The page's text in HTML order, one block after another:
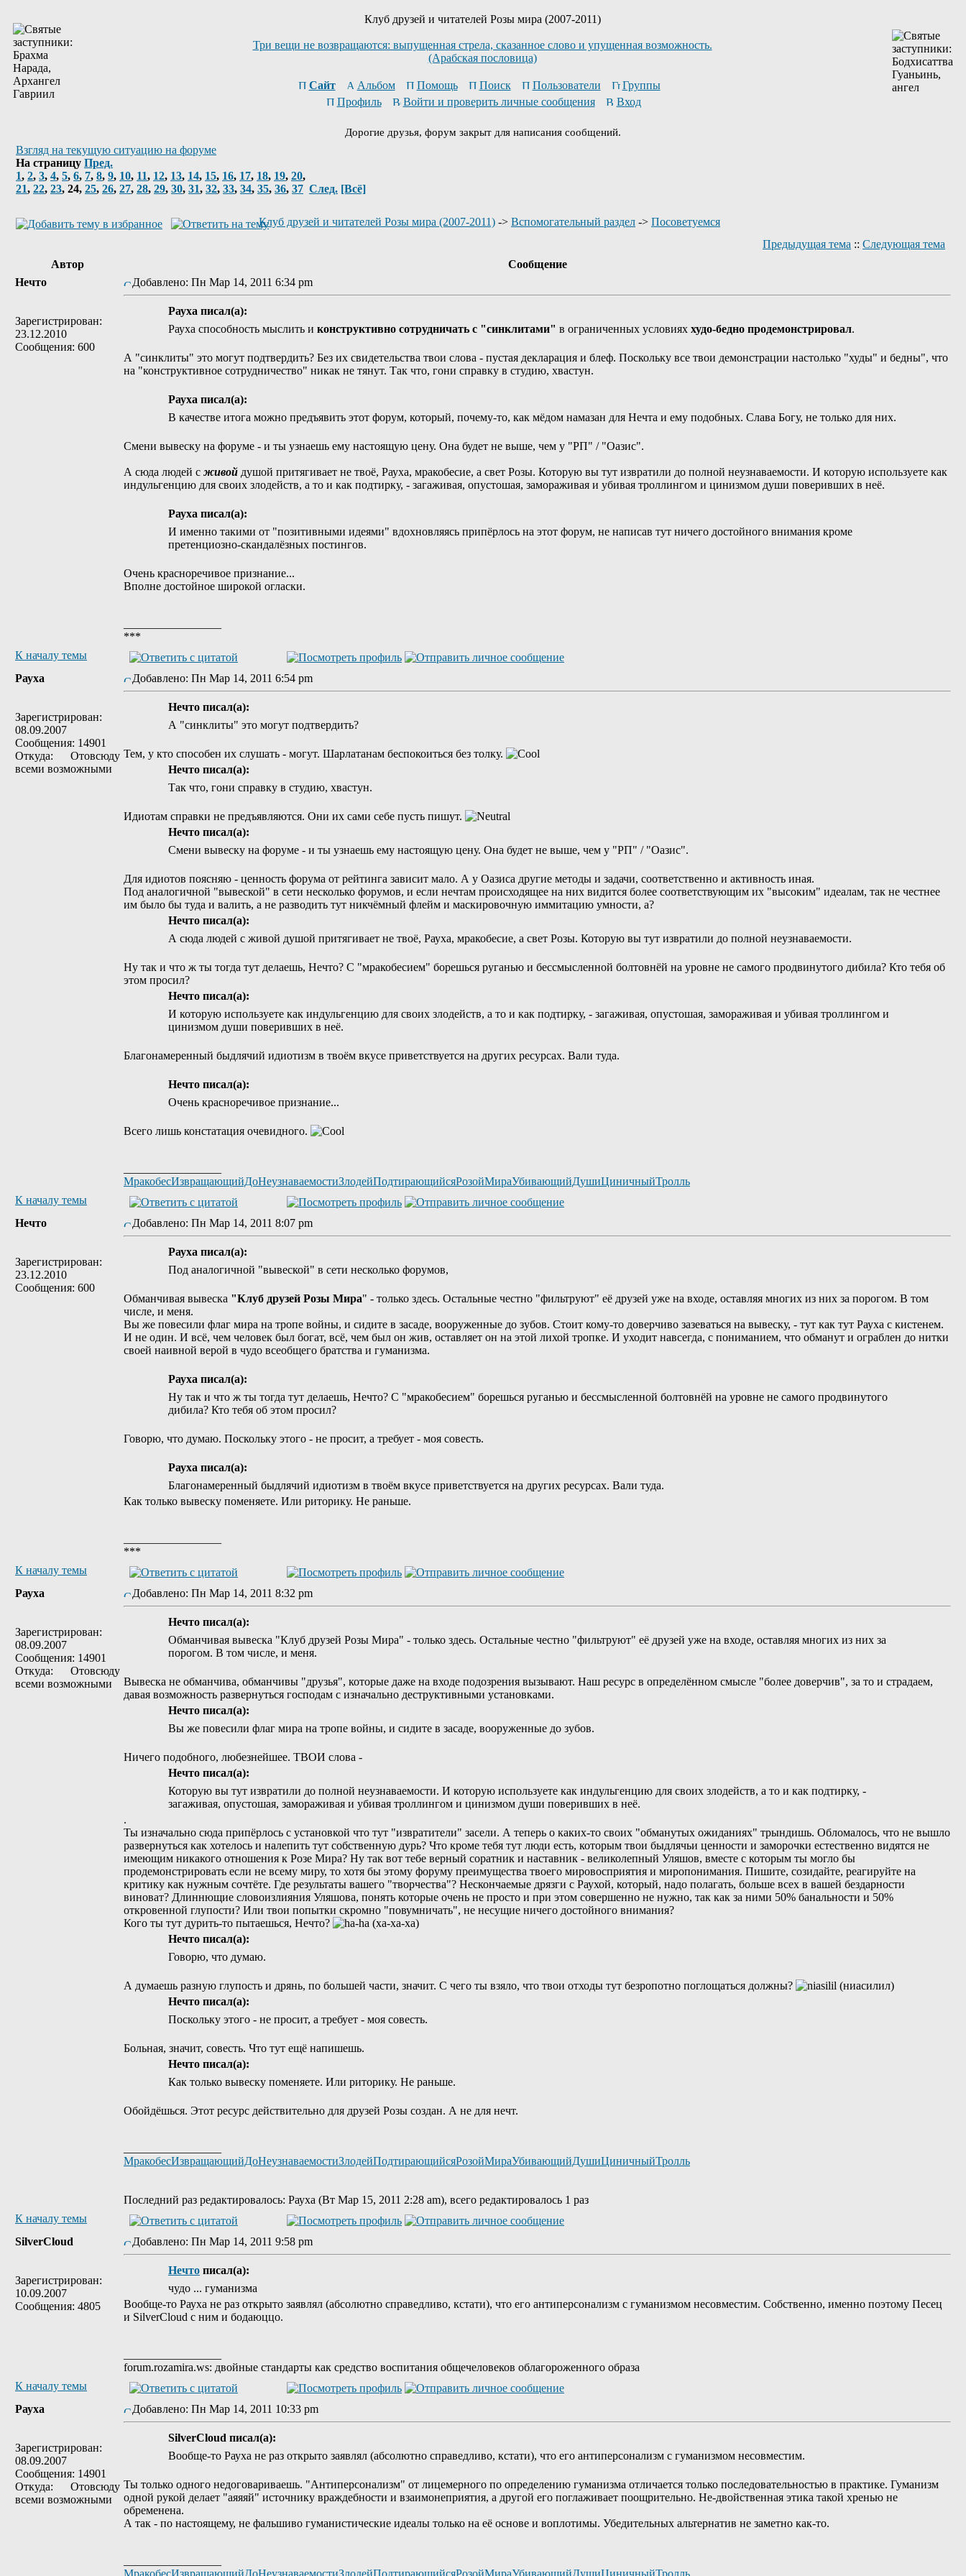
Клуб друзей и читателей Розы мира (2007-2011)
Три вещи не возвращаются: выпущенная стрела, сказанное слово и упущенная возможность.
(Арабская пословица)
Сайт Альбом Помощь Поиск Пользователи
Группы
Профиль
Войти и проверить личные сообщения Вход
Дорогие друзья, форум закрыт для написания сообщений.
Взгляд на текущую ситуацию на форуме
На страницу Пред.
1, 2, 3, 4, 5, 6, 7, 8, 9, 10, 11, 12, 13, 14, 15, 16, 17, 18, 19, 20,
21, 22, 23, 24, 25, 26, 27, 28, 29, 30, 31, 32, 33, 34, 35, 36, 37 След. [Всё]
Клуб друзей и читателей Розы мира (2007-2011) -> Вспомогательный раздел -> Посоветуемся
Предыдущая тема :: Следующая тема
Автор
Сообщение
Нечто
Зарегистрирован:
23.12.2010
Сообщения: 600
Добавлено: Пн Мар 14, 2011 6:34 pm
Рауха писал(а):
Рауха способность мыслить и конструктивно сотрудничать с "синклитами" в ограниченных условиях худо-бедно продемонстрировал.
А "синклиты" это могут подтвердить? Без их свидетельства твои слова - пустая декларация и блеф. Поскольку все твои демонстрации настолько "худы" и бедны", что
на "конструктивное сотрудничество" никак не тянут. Так что, гони справку в студию, хвастун.
Рауха писал(а):
В качестве итога можно предъявить этот форум, который, почему-то, как мёдом намазан для Нечта и ему подобных. Слава Богу, не только для них.
Смени вывеску на форуме - и ты узнаешь ему настоящую цену. Она будет не выше, чем у "РП" / "Оазис".
А сюда людей с живой душой притягивает не твоё, Рауха, мракобесие, а свет Розы. Которую вы тут извратили до полной неузнаваемости. И которую используете как
индульгенцию для своих злодейств, а то и как подтирку, - загаживая, опустошая, замораживая и убивая троллингом и цинизмом души поверивших в неё.
Рауха писал(а):
И именно такими от "позитивными идеями" вдохновляясь припёрлось на этот форум, не написав тут ничего достойного внимания кроме
претенциозно-скандалёзных постингов.
Очень красноречивое признание...
Вполне достойное широкой огласки.
***
К началу темы
Рауха
Зарегистрирован:
08.09.2007
Сообщения: 14901
Откуда: Отовсюду
всеми возможными
Добавлено: Пн Мар 14, 2011 6:54 pm
Нечто писал(а):
А "синклиты" это могут подтвердить?
Тем, у кто способен их слушать - могут. Шарлатанам беспокоиться без толку.
Нечто писал(а):
Так что, гони справку в студию, хвастун.
Идиотам справки не предъявляются. Они их сами себе пусть пишут.
Нечто писал(а):
Смени вывеску на форуме - и ты узнаешь ему настоящую цену. Она будет не выше, чем у "РП" / "Оазис".
Для идиотов поясняю - ценность форума от рейтинга зависит мало. А у Оазиса другие методы и задачи, соответственно и активность иная.
Под аналогичной "вывеской" в сети несколько форумов, и если нечтам происходящее на них видится более соответствующим их "высоким" идеалам, так не честнее
им было бы туда и валить, а не разводить тут никчёмный флейм и маскировочную иммитацию умности, а?
Нечто писал(а):
А сюда людей с живой душой притягивает не твоё, Рауха, мракобесие, а свет Розы. Которую вы тут извратили до полной неузнаваемости.
Ну так и что ж ты тогда тут делаешь, Нечто? С "мракобесием" борешься руганью и бессмысленной болтовнёй на уровне не самого продвинутого дибила? Кто тебя об
этом просил?
Нечто писал(а):
И которую используете как индульгенцию для своих злодейств, а то и как подтирку, - загаживая, опустошая, замораживая и убивая троллингом и
цинизмом души поверивших в неё.
Благонамеренный быдлячий идиотизм в твоём вкусе приветствуется на других ресурсах. Вали туда.
Нечто писал(а):
Очень красноречивое признание...
Всего лишь констатация очевидного.
МракобесИзвращающийДоНеузнаваемостиЗлодейПодтирающийсяРозойМираУбивающийДушиЦиничныйТролль
К началу темы
Нечто
Зарегистрирован:
23.12.2010
Сообщения: 600
Добавлено: Пн Мар 14, 2011 8:07 pm
Рауха писал(а):
Под аналогичной "вывеской" в сети несколько форумов,
Обманчивая вывеска "Клуб друзей Розы Мира" - только здесь. Остальные честно "фильтруют" её друзей уже на входе, оставляя многих из них за порогом. В том
числе, и меня.
Вы же повесили флаг мира на тропе войны, и сидите в засаде, вооруженные до зубов. Стоит кому-то доверчиво зазеваться на вывеску, - тут как тут Рауха с кистенем.
И не один. И всё, чем человек был богат, всё, чем был он жив, оставляет он на этой лихой тропке. И уходит навсегда, с пониманием, что обманут и ограблен до нитки
своей наивной верой в чудо всеобщего братства и гуманизма.
Рауха писал(а):
Ну так и что ж ты тогда тут делаешь, Нечто? С "мракобесием" борешься руганью и бессмысленной болтовнёй на уровне не самого продвинутого
дибила? Кто тебя об этом просил?
Говорю, что думаю. Поскольку этого - не просит, а требует - моя совесть.
Рауха писал(а):
Благонамеренный быдлячий идиотизм в твоём вкусе приветствуется на других ресурсах. Вали туда.
Как только вывеску поменяете. Или риторику. Не раньше.
***
К началу темы
Рауха
Зарегистрирован:
08.09.2007
Сообщения: 14901
Откуда: Отовсюду
всеми возможными
Добавлено: Пн Мар 14, 2011 8:32 pm
Нечто писал(а):
Обманчивая вывеска "Клуб друзей Розы Мира" - только здесь. Остальные честно "фильтруют" её друзей уже на входе, оставляя многих из них за
порогом. В том числе, и меня.
Вывеска не обманчива, обманчивы "друзья", которые даже на входе подозрения вызывают. Наш ресурс в определённом смысле "более доверчив", за то и страдаем,
давая возможность развернуться господам с изначально деструктивными установками.
Нечто писал(а):
Вы же повесили флаг мира на тропе войны, и сидите в засаде, вооруженные до зубов.
Ничего подобного, любезнейшее. ТВОИ слова -
Нечто писал(а):
Которую вы тут извратили до полной неузнаваемости. И которую используете как индульгенцию для своих злодейств, а то и как подтирку, -
загаживая, опустошая, замораживая и убивая троллингом и цинизмом души поверивших в неё.
.
Ты изначально сюда припёрлось с установкой что тут "извратители" засели. А теперь о каких-то своих "обманутых ожиданиях" трындишь. Обломалось, что не вышло
развернуться как хотелось и налепить тут собственную дурь? Что кроме тебя тут люди есть, которым твои быдлячьи ценности и заморочки естественно видятся не
имеющим никакого отношения к Розе Мира? Ну так вот тебе верный соратник и наставник - великолепный Уляшов, вместе с которым ты могло бы
продемонстрировать если не всему миру, то хотя бы этому форуму преимущества твоего мировосприятия и миропонимания. Пишите, созидайте, реагируйте на
критику как нужным сочтёте. Где результаты вашего "творчества"? Нескончаемые дрязги с Раухой, который, надо полагать, больше всех в вашей бездарности
виноват? Длиннющие словоизлияния Уляшова, понять которые очень не просто и при этом совершенно не нужно, так как за ними 50% банальности и 50%
откровенной глупости? Или твои попытки скромно "повумничать", не несущие ничего достойного внимания?
Кого ты тут дурить-то пытаешься, Нечто?
Нечто писал(а):
Говорю, что думаю.
А думаешь разную глупость и дрянь, по большей части, значит. С чего ты взяло, что твои отходы тут безропотно поглощаться должны?
Нечто писал(а):
Поскольку этого - не просит, а требует - моя совесть.
Больная, значит, совесть. Что тут ещё напишешь.
Нечто писал(а):
Как только вывеску поменяете. Или риторику. Не раньше.
Обойдёшься. Этот ресурс действительно для друзей Розы создан. А не для нечт.
МракобесИзвращающийДоНеузнаваемостиЗлодейПодтирающийсяРозойМираУбивающийДушиЦиничныйТролль
Последний раз редактировалось: Рауха (Вт Мар 15, 2011 2:28 am), всего редактировалось 1 раз
К началу темы
SilverCloud
Зарегистрирован:
10.09.2007
Сообщения: 4805
Добавлено: Пн Мар 14, 2011 9:58 pm
Нечто писал(а):
чудо ... гуманизма
Вообще-то Рауха не раз открыто заявлял (абсолютно справедливо, кстати), что его антиперсонализм с гуманизмом несовместим. Собственно, именно поэтому Песец
и SilverCloud с ним и бодаюццо.
forum.rozamira.ws: двойные стандарты как средство воспитания общечеловеков облагороженного образа
К началу темы
Рауха
Зарегистрирован:
08.09.2007
Сообщения: 14901
Откуда: Отовсюду
всеми возможными
Добавлено: Пн Мар 14, 2011 10:33 pm
SilverCloud писал(а):
Вообще-то Рауха не раз открыто заявлял (абсолютно справедливо, кстати), что его антиперсонализм с гуманизмом несовместим.
Ты только одного недоговариваешь. "Антиперсонализм" от лицемерного по определению гуманизма отличается только последовательностью в практике. Гуманизм
одной рукой делает "аяяяй" источнику враждебности и взаимонеприятия, а другой его поглаживает поощрительно. Не-двойственная этика такой хренью не
обременена.
А так - по настоящему, не фальшиво гуманистические идеалы только на её основе и воплотимы. Убедительных альтернатив не заметно как-то.
МракобесИзвращающийДоНеузнаваемостиЗлодейПодтирающийсяРозойМираУбивающийДушиЦиничныйТролль